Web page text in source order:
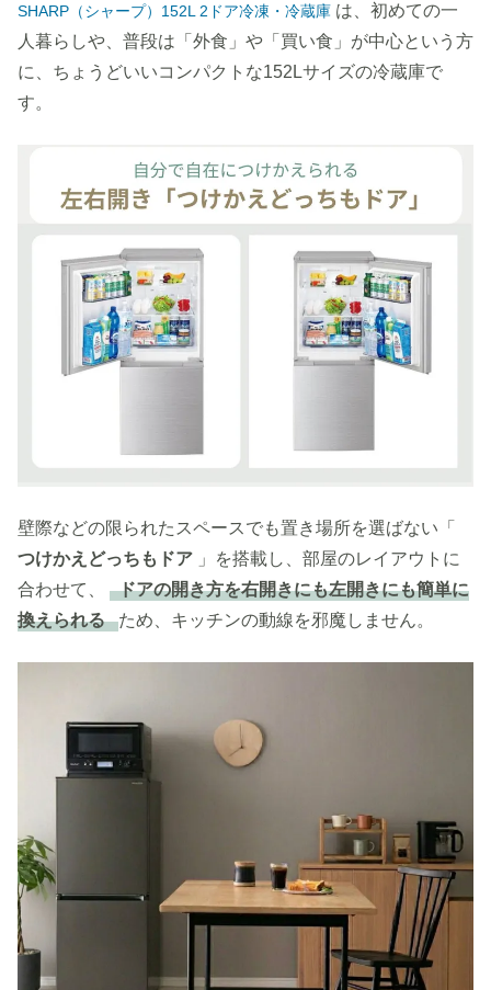
SHARP（シャープ）152L 2ドア冷凍・冷蔵庫 は、初めての一
人暮らしや、普段は「外食」や「買い食」が中心という方
に、ちょうどいいコンパクトな152Lサイズの冷蔵庫で
す。
壁際などの限られたスペースでも置き場所を選ばない「
つけかえどっちもドア 」を搭載し、部屋のレイアウトに
合わせて、
ドアの開き方を右開きにも左開きにも簡単に
換えられる ため、キッチンの動線を邪魔しません。